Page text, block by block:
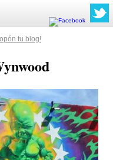
tu blog!